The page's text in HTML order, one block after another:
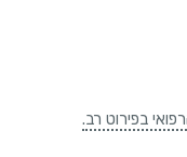
בפירוט רב.